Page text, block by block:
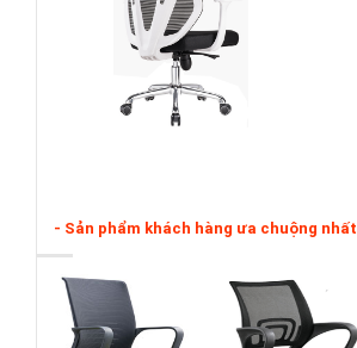
- Sản phẩm khách hàng ưa chuộng nhất